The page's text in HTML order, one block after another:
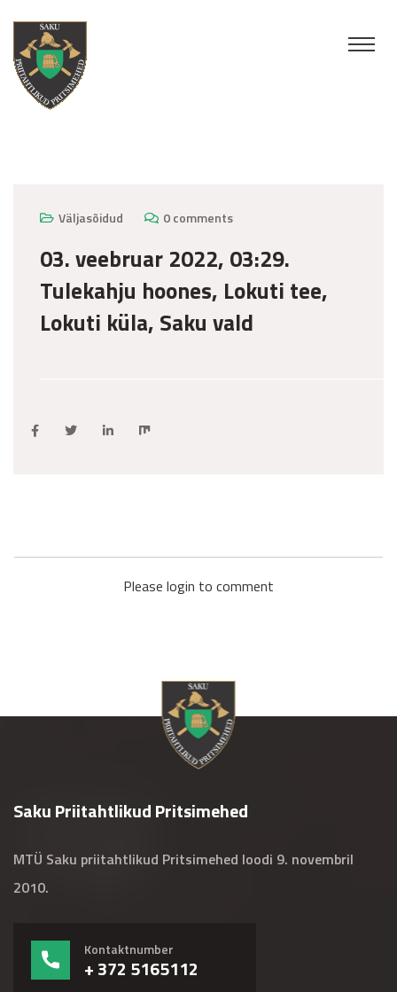
Väljasõidud 0 comments
03. veebruar 2022, 03:29.
Tulekahju hoones, Lokuti tee,
Lokuti küla, Saku vald
Please login to comment
Saku Priitahtlikud Pritsimehed
MTÜ Saku priitahtlikud Pritsimehed loodi 9. novembril
2010.
Kontaktnumber
+ 372 5165112